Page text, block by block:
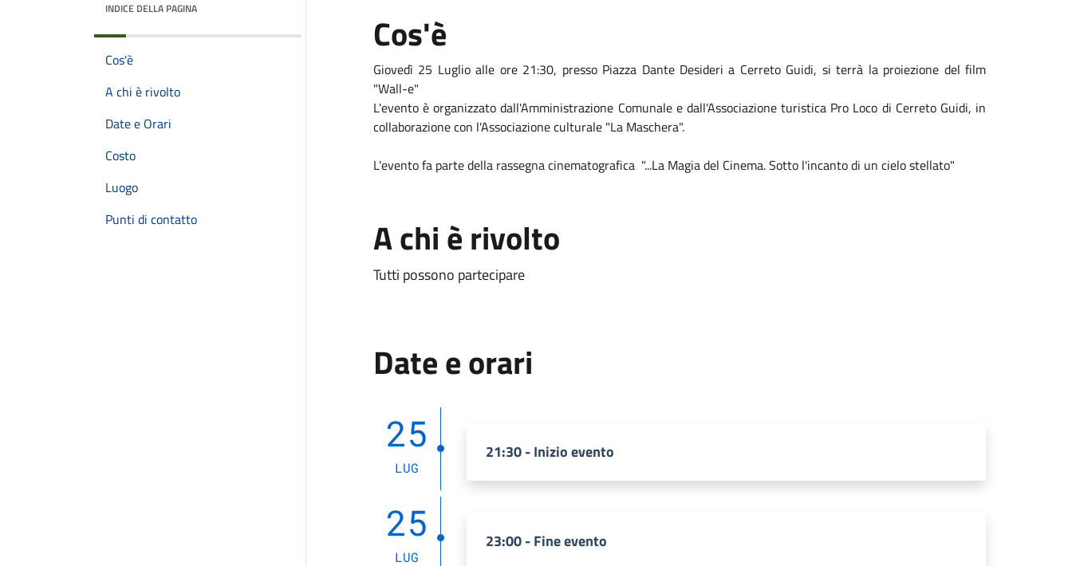
INDICE DELLA PAGINA
Cos'è
A chi è rivolto
Date e Orari
Costo
Luogo
Punti di contatto
Cos'è
Giovedì 25 Luglio alle ore 21:30, presso Piazza Dante Desideri a Cerreto Guidi, si terrà la proiezione del film
"Wall-e"
L'evento è organizzato dall'Amministrazione Comunale e dall'Associazione turistica Pro Loco di Cerreto Guidi, in
collaborazione con l'Associazione culturale "La Maschera".
L'evento fa parte della rassegnacinematografica "...La Magia del Cinema. Sotto l'incanto di un cielo stellato"
A chi è rivolto
Tutti possono partecipare
Date e orari
25
LUG
21:30 - Inizio evento
25
LUG
23:00 - Fine evento